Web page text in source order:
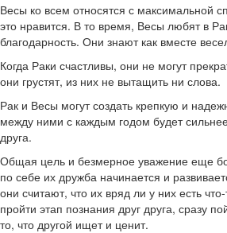
Весы ко всем относятся с максимальной
это нравится. В то время, Весы любят в
благодарность. Они знают как вместе
Когда Раки счастливы, они не могут
они грустят, из них не вытащить ни слова.
Рак и Весы могут создать крепкую и
между ними с каждым годом будет
друга.
Общая цель и безмерное уважение еще
по себе их дружба начинается и
они считают, что их вряд ли у них есть
пройти этап познания друг друга, сразу
то, что другой ищет и ценит.